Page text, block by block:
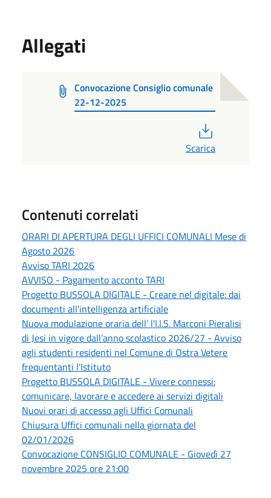
Allegati
Convocazione Consiglio comunale
22-12-2025
Scarica
Contenuti correlati
ORARI DI APERTURA DEGLI UFFICI COMUNALI Mese di
Agosto 2026
Avviso TARI 2026
AVVISO - Pagamento acconto TARI
Progetto BUSSOLA DIGITALE - Creare nel digitale: dai
documenti all'intelligenza artificiale
Nuova modulazione oraria dell’ l'I.I.S. Marconi Pieralisi
di Jesi in vigore dall’anno scolastico 2026/27 - Avviso
agli studenti residenti nel Comune di Ostra Vetere
frequentanti l'Istituto
Progetto BUSSOLA DIGITALE - Vivere connessi:
comunicare, lavorare e accedere ai servizi digitali
Nuovi orari di accesso agli Uffici Comunali
Chiusura Uffici comunali nella giornata del
02/01/2026
Convocazione CONSIGLIO COMUNALE - Giovedì 27
novembre 2025 ore 21:00